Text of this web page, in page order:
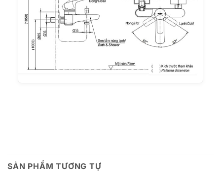
SẢN PHẨM TƯƠNG TỰ